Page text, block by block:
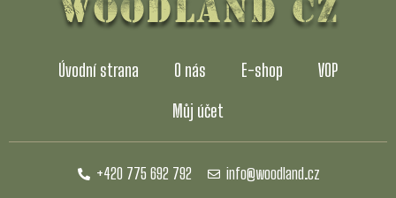
Úvodní strana O nás E-shop
VOP
Můj účet
+420 775 692 792 info@woodland.cz